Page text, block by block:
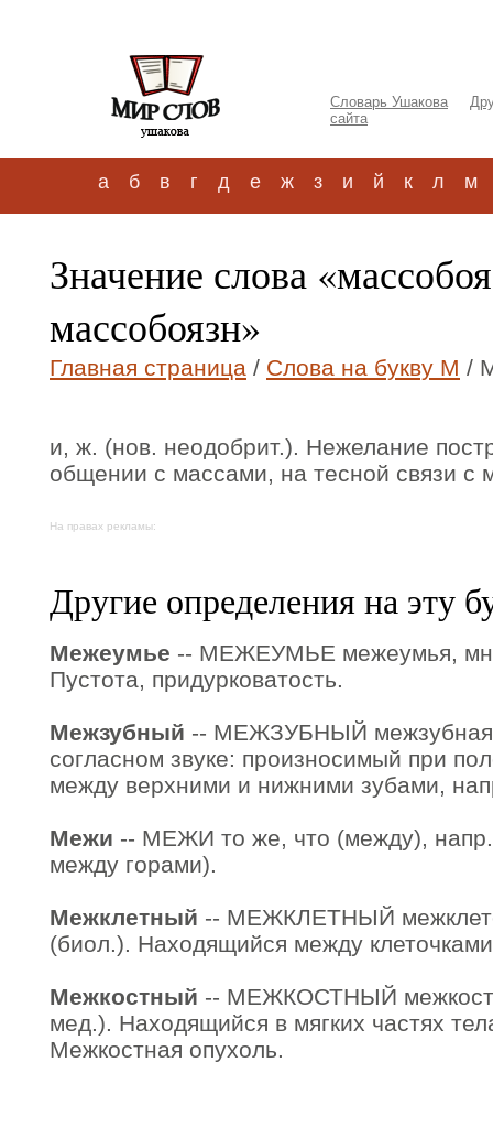
Словарь Ушакова
сайта
а б в г д е ж з и й к л м
Значение слова
массобоязн»
Главная страница / Слова на букву М /
и, ж. (нов. неодобрит.). Нежелание
общении с массами, на тесной связи с
На правах рекламы:
Другие определения на эту
Межеумье -- МЕЖЕУМЬЕ межеумья, мн.
Пустота, придурковатость.
Межзубный -- МЕЖЗУБНЫЙ
согласном звуке: произносимый при
между верхними и нижними зубами,
Межи -- МЕЖИ то же, что (между), напр.
между горами).
Межклетный -- МЕЖКЛЕТНЫЙ
(биол.). Находящийся между
Межкостный -- МЕЖКОСТНЫЙ
мед.). Находящийся в мягких частях
Межкостная опухоль.